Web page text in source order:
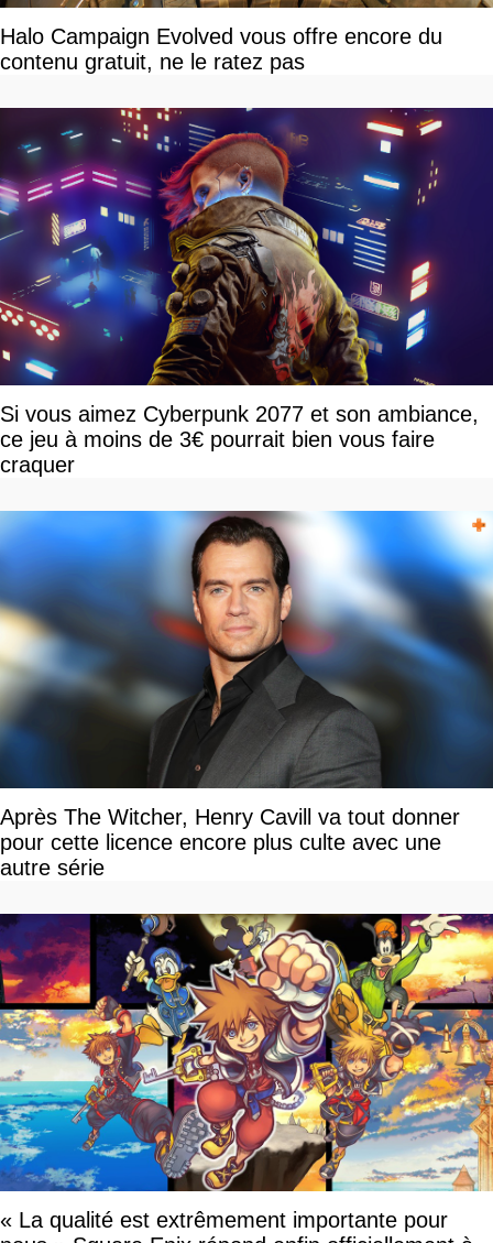
Halo Campaign Evolved vous offre encore du
contenu gratuit, ne le ratez pas
Si vous aimez Cyberpunk 2077 et son ambiance,
ce jeu à moins de 3€ pourrait bien vous faire
craquer
Après The Witcher, Henry Cavill va tout donner
pour cette licence encore plus culte avec une
autre série
« La qualité est extrêmement importante pour